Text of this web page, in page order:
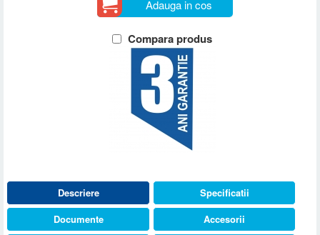
Adauga in cos
Compara produs
Descriere
Specificatii
Documente
Accesorii